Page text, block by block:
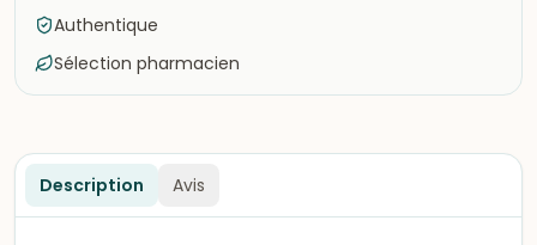
Authentique
Sélection pharmacien
Description Avis